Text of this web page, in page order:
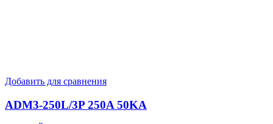
Добавить для сравнения
ADM3-250L/3P 250A 50KA